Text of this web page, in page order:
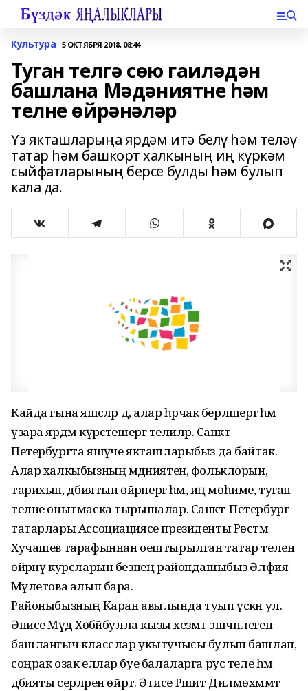
Культура 5 ОКТЯБРЯ 2018, 08:44
Туган телгә сөю гаиләдән
башлана Мәдәниятне һәм
телне өйрәнәләр
Үз якташларыңа ярдәм итә белү һәм теләү
татар һәм башкорт халкының иң күркәм
сыйфатларының берсе булды һәм булып
кала да.
Кайда гына яшәсәләр дә, алар һәрчак берләшергә һәм
үзара ярдәм күрсәтешергә телиләр. Санкт-
Петербургта яшәүче якташларыбыз да байтак.
Алар халкыбызның мәдәниятен, фольклорын,
тарихын, әдәбиятын өйрәнергә һәм, иң мөһиме, туган
телне онытмаска тырышалар. Санкт-Петербург
татарлары Ассоциациясе президенты Рөстәм
Хучашев тарафыннан оештырылган татар телен
өйрәнү курсларын безнең райондашыбыз Әлфия
Мәүлетова алып бара.
Районыбызның Каран авылында туып үскән ул.
Әнисе Мәүдә Хөбәйбулла кызы хезмәт эшчәнлеген
башлангыч класслар укытучысы булып башлап,
соңрак озак еллар буе балаларга рус теле һәм
әдәбияты серләрен өйрәтә. Әтисе Рәшит Дилмөхәммәт